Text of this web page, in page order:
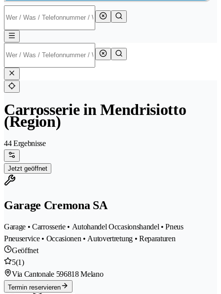
Carrosserie in Mendrisiotto
(Region)
44 Ergebnisse
Jetzt geöffnet
Garage Cremona SA
Garage • Carrosserie • Autohandel Occasionshandel • Pneus
Pneuservice • Occasionen • Autovertretung • Reparaturen
Geöffnet
5(1)
Via Cantonale 596818 Melano
Termin reservieren